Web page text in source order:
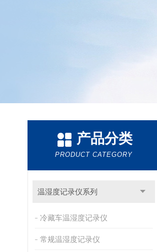
产品分类
PRODUCT CATEGORY
温湿度记录仪系列
冷藏车温湿度记录仪
常规温湿度记录仪